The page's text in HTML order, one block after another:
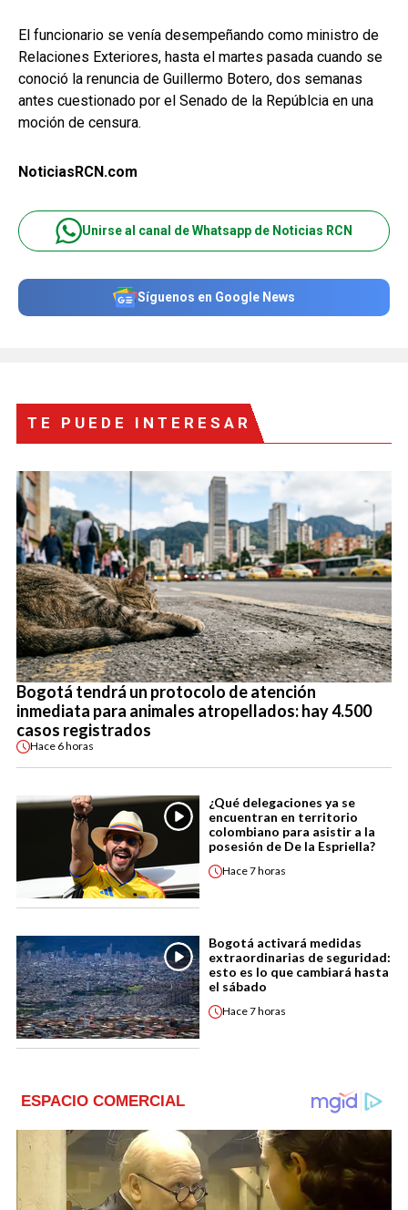
El funcionario se venía desempeñando como ministro de
Relaciones Exteriores, hasta el martes pasada cuando se
conoció la renuncia de Guillermo Botero, dos semanas
antes cuestionado por el Senado de la Repúblcia en una
moción de censura.
NoticiasRCN.com
Unirse al canal de Whatsapp de Noticias RCN
Síguenos en Google News
TE PUEDE INTERESAR
Bogotá tendrá un protocolo de atención
inmediata para animales atropellados: hay 4.500
casos registrados
Hace 6 horas
¿Qué delegaciones ya se
encuentran en territorio
colombiano para asistir a la
posesión de De la Espriella?
Hace7 horas
Bogotá activará medidas
extraordinarias de seguridad:
esto es lo que cambiará hasta
el sábado
Hace7 horas